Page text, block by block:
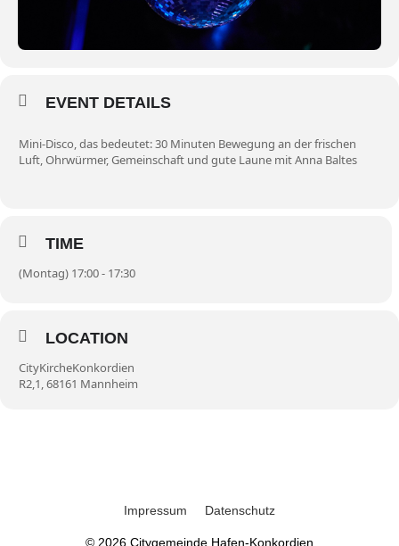
EVENT DETAILS
Mini-Disco, das bedeutet: 30 Minuten Bewegung an der frischen
Luft, Ohrwürmer, Gemeinschaft und gute Laune mit Anna Baltes
TIME
(Montag) 17:00 - 17:30
LOCATION
CityKircheKonkordien
R2,1, 68161 Mannheim
Impressum Datenschutz
© 2026 Citygemeinde Hafen-Konkordien